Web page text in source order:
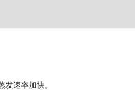
速率加快。